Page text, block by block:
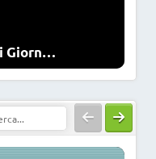
Negozio Ducket e Compiti Giornalieri